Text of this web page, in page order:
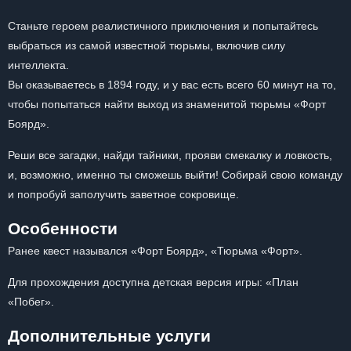
Станьте героем реалистичного приключения и попытайтесь
выбраться из самой известной тюрьмы, включив силу
интеллекта.
Вы оказываетесь в 1894 году, и у вас есть всего 60 минут на то,
чтобы попытаться найти выход из знаменитой тюрьмы «Форт
Боярд».
Реши все загадки, найди тайники, прояви смекалку и ловкость,
и, возможно, именно ты сможешь выйти! Собирай свою команду
и попробуй заполучить заветное сокровище.
Особенности
Ранее квест назывался «Форт Боярд», «Тюрьма «Форт».
Для прохождения доступна детская версия игры: «План
«Побег».
Дополнительные услуги